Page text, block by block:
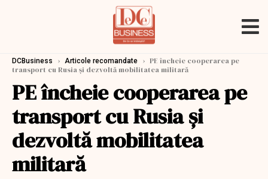
DCBusiness › Articole recomandate › PE încheie cooperarea pe
transport cu Rusia și dezvoltă mobilitatea militară
PE încheie cooperarea pe
transport cu Rusia și
dezvoltă mobilitatea
militară